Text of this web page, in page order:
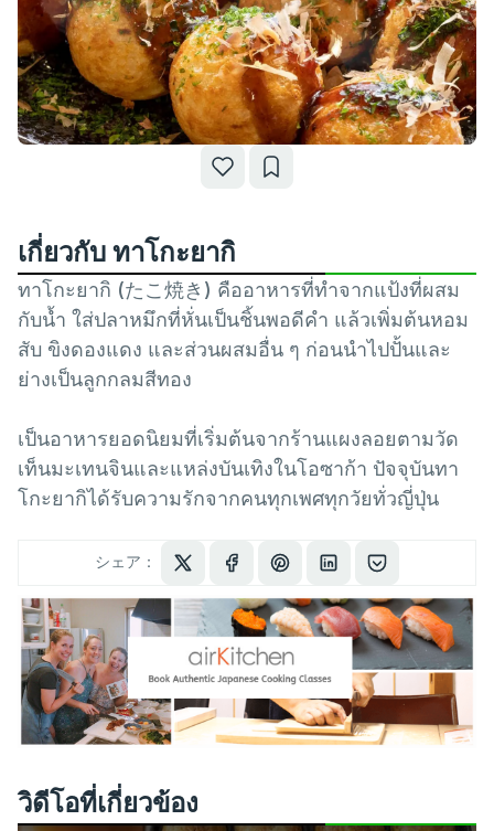
เกี่ยวกับ ทาโกะยากิ
ทาโกะยากิ (たこ焼き) คืออาหารที่ทำจากแป้งที่ผสม
กับน้ำ ใส่ปลาหมึกที่หั่นเป็นชิ้นพอดีคำ แล้วเพิ่มต้นหอม
สับ ขิงดองแดง และส่วนผสมอื่น ๆ ก่อนนำไปปั้นและ
ย่างเป็นลูกกลมสีทอง
เป็นอาหารยอดนิยมที่เริ่มต้นจากร้านแผงลอยตามวัด
เท็นมะเทนจินและแหล่งบันเทิงในโอซาก้า ปัจจุบันทา
โกะยากิได้รับความรักจากคนทุกเพศทุกวัยทั่วญี่ปุ่น
シェア：
วิดีโอที่เกี่ยวข้อง